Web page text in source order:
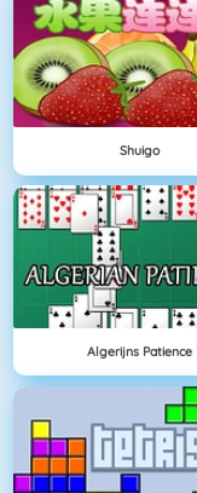
Shuigo
Algerijns Patience